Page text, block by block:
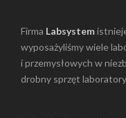
Firma Labsystem
wyposażyliśmy wiele
i przemysłowych w
drobny sprzęt